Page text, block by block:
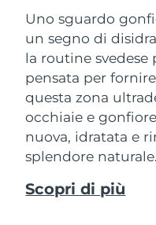
Uno sguardo
un segno di
la routine
pensata per
questa zona
occhiaie e
nuova, idratata e
splendore naturale.
Scopri di più